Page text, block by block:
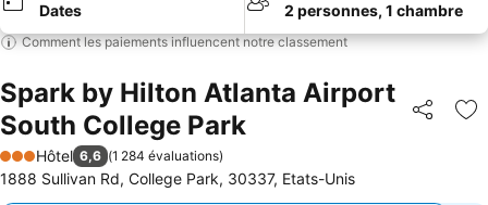
Dates 2 personnes, 1 chambre
Comment les paiements influencent notre classement
Spark by Hilton Atlanta Airport
South College Park
Partager
3 Étoiles
Hôtel 6,6 (1 284 évaluations)
1888 Sullivan Rd, College Park, 30337, Etats-Unis